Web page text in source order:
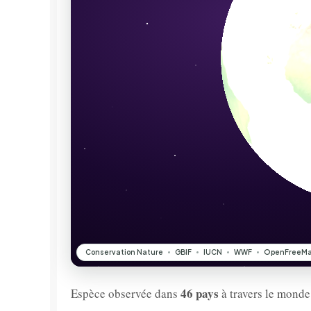
Espèce observée dans 46 pays à travers le